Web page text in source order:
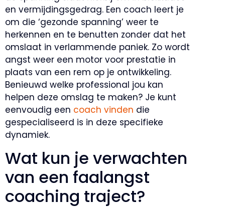
en vermijdingsgedrag. Een coach leert je
om die ‘gezonde spanning’ weer te
herkennen en te benutten zonder dat het
omslaat in verlammende paniek. Zo wordt
angst weer een motor voor prestatie in
plaats van een rem op je ontwikkeling.
Benieuwd welke professional jou kan
helpen deze omslag te maken? Je kunt
eenvoudig een coach vinden die
gespecialiseerd is in deze specifieke
dynamiek.
Wat kun je verwachten
van een faalangst
coaching traject?